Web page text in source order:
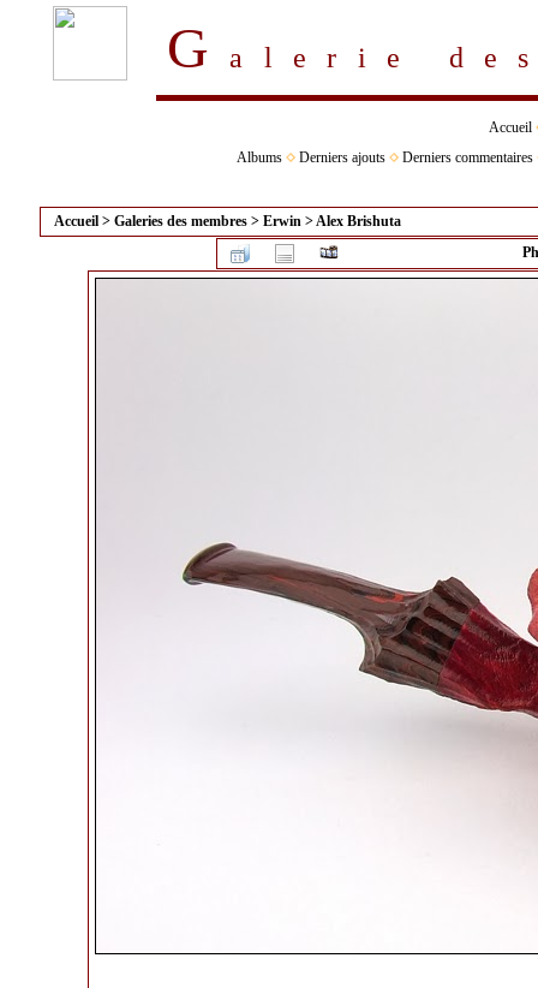
Galerie
Accueil
Albums
Derniers ajouts Derniers commentaires
Accueil > Galeries des membres > Erwin >Alex Brishuta